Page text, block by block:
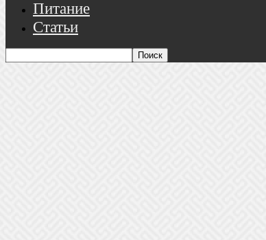
Питание
Статьи